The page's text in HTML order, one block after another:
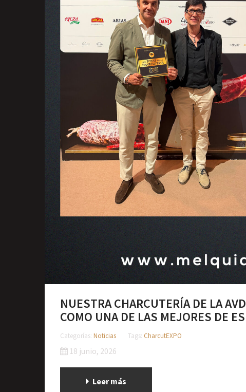
NUESTRA CHARCUTERÍA DE LA
COMO UNA DE LAS MEJORES DE
Categorías: Noticias Tags: CharcutEXPO
18 junio, 2026
Leer más